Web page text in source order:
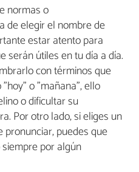
normas o
de elegir el nombre de
estar atento para
serán útiles en tu día a día.
con términos que
o "mañana", ello
o dificultar su
Por otro lado, si eliges un
puedes que
por algún